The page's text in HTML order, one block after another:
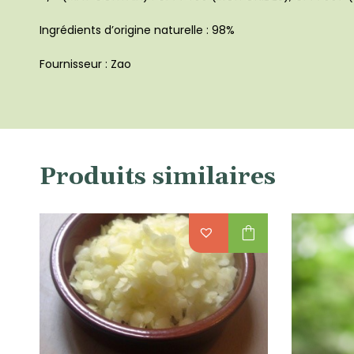
Ingrédients d’origine naturelle : 98%
Fournisseur : Zao
Produits similaires
shopping_bag